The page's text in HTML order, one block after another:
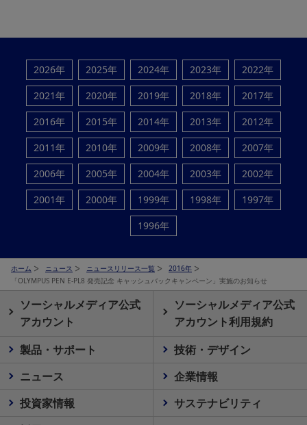
2026年 2025年 2024年 2023年
2022年
2021年
2020年 2019年 2018年
2017年
2016年
2015年 2014年 2013年
2012年
2011年
2010年 2009年 2008年
2007年
2006年
2005年 2004年 2003年
2002年
2001年
2000年 1999年 1998年
1997年
1996年
ホーム ニュース ニュースリリース一覧
2016年
「OLYMPUS PEN E-PL8 発売記念 キャッシュバックキャンペーン」実施のお知らせ
ソーシャルメディア公式
アカウント
ソーシャルメディア公式
アカウント利用規約
製品・サポート
技術・デザイン
ニュース
企業情報
投資家情報
サステナビリティ